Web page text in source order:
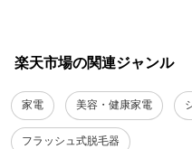
楽天市場の関連ジャンル
家電 美容・健康家電
フラッシュ式脱毛器